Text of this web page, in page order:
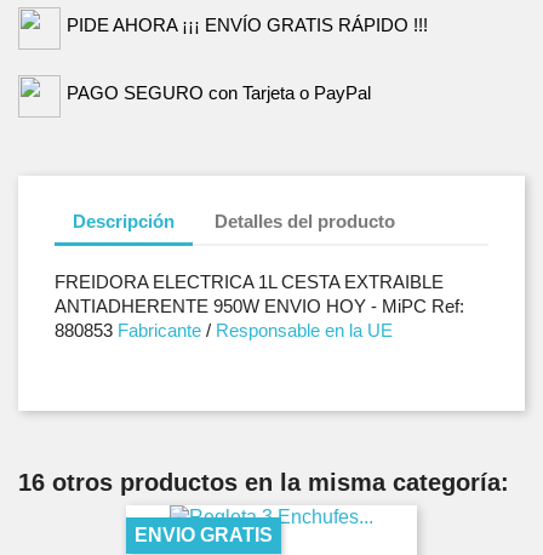
PIDE AHORA ¡¡¡ ENVÍO GRATIS RÁPIDO !!!
PAGO SEGURO con Tarjeta o PayPal
Descripción Detalles del producto
FREIDORA ELECTRICA 1L CESTA EXTRAIBLE
ANTIADHERENTE 950W ENVIO HOY - MiPC Ref:
880853 Fabricante / Responsable en la UE
16 otros productos en la misma categoría:
ENVIO GRATIS